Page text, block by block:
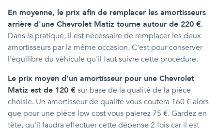
En moyenne, le prix afin de remplacer les amortisseurs
arrière d'une Chevrolet Matiz tourne autour de 220 €.
Dans la pratique, il est nécessaire de remplacer les deux
amortisseurs par la même occasion. C'est pour conserver
l'équilibre du véhicule qu'il faut suivre cette procédure.
Le prix moyen d'un amortisseur pour une Chevrolet
Matiz est de 120 € sur base de la qualité de la pièce
choisie. Un amortisseur de qualité vous coutera 160 € alors
que pour une pièce low cost vous paierez 75 €. Gardez en
tête, qu'il faudra effectuer cette dépense 2 fois car il est